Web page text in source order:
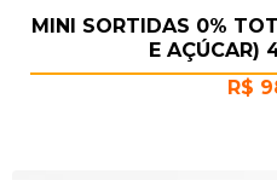
MINI SORTIDAS 0%
E AÇÚCAR)
R$